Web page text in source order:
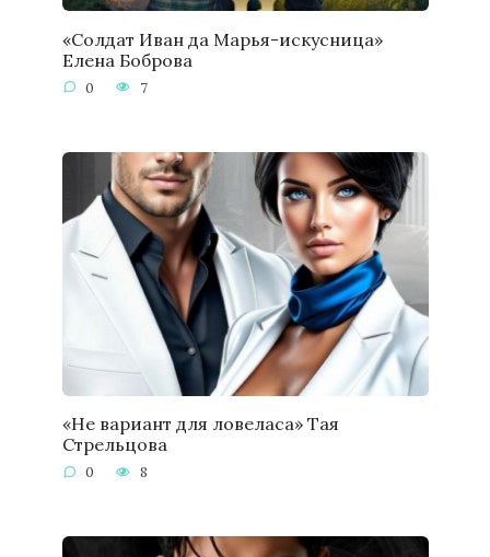
«Солдат Иван да Марья-искусница»
Елена Боброва
0 7
«Не вариант для ловеласа» Тая
Стрельцова
0 8